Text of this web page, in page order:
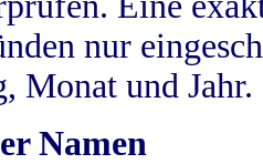
nur
Monat und Jahr.
Namen